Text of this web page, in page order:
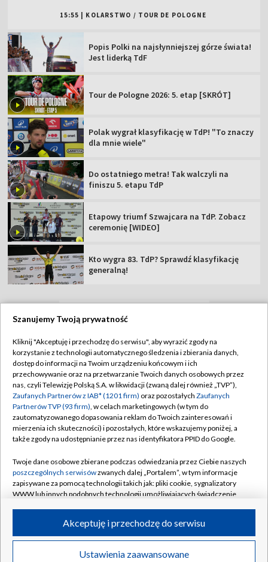
Transmisje Wideo
15:55 KOLARSTWO / TOUR DE POLOGNE
Popis Polki na najsłynniejszej górze świata!
Jest liderką TdF
Tour de Pologne 2026: 5. etap [SKRÓT]
Polak wygrał klasyfikację w TdP! "To znaczy
dla mnie wiele"
Do ostatniego metra! Tak walczyli na
finiszu 5. etapu TdP
Etapowy triumf Szwajcara na TdP. Zobacz
ceremonię [WIDEO]
Kto wygra 83. TdP? Sprawdź klasyfikację
generalną!
Abonament TVP
Sklep TVP
Biuro Reklamy
Oferta Handlowa
Telegazeta ogłoszenia
Rada Programowa
Ogłoszenia przetargowe
Akademia Telewizyjna
Informacje o nadawcy
Centrum informacji TVP
Regulamin TVP
Polityka prywatności
Moje zgody
Biuro reklamy
Kontakt
Kanały
©2026 Telewizja Polska Spółka Akcyjna w likwidacji
Szanujemy Twoją prywatność
Kliknij "Akceptuję i przechodzę do serwisu", aby wyrazić zgody na
korzystanie z technologii automatycznego śledzenia i zbierania danych,
dostęp do informacji na Twoim urządzeniu końcowym i ich
przechowywanie oraz na przetwarzanie Twoich danych osobowych przez
nas, czyli Telewizję Polską S.A. w likwidacji (zwaną dalej również „TVP”),
Zaufanych Partnerów z IAB* (1201 firm) oraz pozostałych Zaufanych
Partnerów TVP (93 firm), w celach marketingowych (w tym do
zautomatyzowanego dopasowania reklam do Twoich zainteresowań i
mierzenia ich skuteczności) i pozostałych, które wskazujemy poniżej, a
także zgody na udostępnianie przez nas identyfikatora PPID do Google.
Twoje dane osobowe zbierane podczas odwiedzania przez Ciebie naszych
poszczególnych serwisówzwanych dalej „Portalem”, w tym informacje
zapisywane za pomocą technologii takich jak: pliki cookie, sygnalizatory
WWW lub innych podobnych technologii umożliwiających świadczenie
ruchu w Internecie.
Twoje dane osobowe zbierane podczas odwiedzania przez Ciebie
poszczególnych serwisówna Portalu, takie jak adresy IP, identyfikatory
Ustawienia zaawansowane
Akceptuję i przechodzę do serwisu